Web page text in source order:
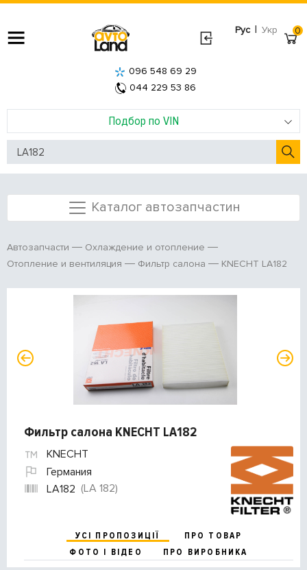
Рус | Укр
Подбор по VIN
096 548 69 29
044 229 53 86
0
Каталог автозапчастин
Автозапчасти
Охлаждение и отопление
Отопление и вентиляция
Фильтр салона KNECHT LA182
Фильтр салона KNECHT LA182
KNECHT
Германия
LA182 (LA 182)
УСІ ПРОПОЗИЦІЇ
ПРО ТОВАР
ФОТО І ВІДЕО
ПРО ВИРОБНИКА